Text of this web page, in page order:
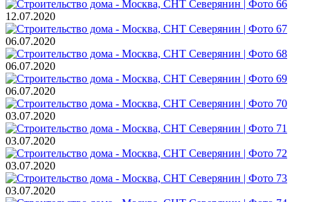
12.07.2020
06.07.2020
06.07.2020
06.07.2020
03.07.2020
03.07.2020
03.07.2020
03.07.2020